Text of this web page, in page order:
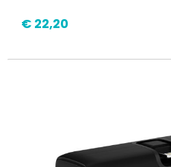
€ 22,20